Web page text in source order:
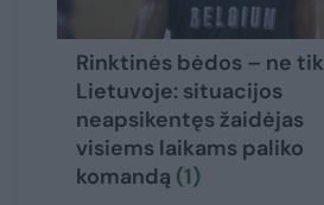
Rinktinės bėdos – ne tik
Lietuvoje: situacijos
neapsikentęs žaidėjas
visiems laikams paliko
komandą (1)